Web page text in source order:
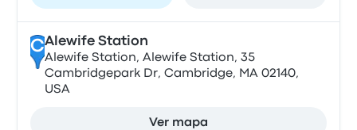
CAlewife Station
Alewife Station, Alewife Station, 35
Cambridgepark Dr, Cambridge, MA 02140,
USA
Ver mapa